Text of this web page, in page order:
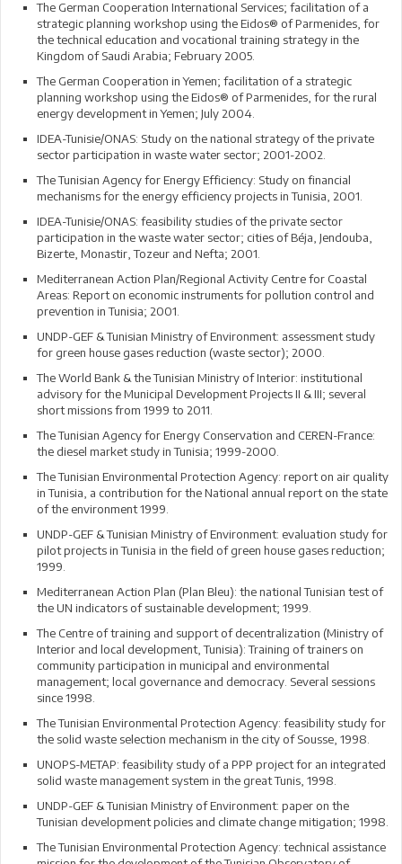
The German Cooperation International Services; facilitation of a
strategic planning workshop using the Eidos® of Parmenides, for
the technical education and vocational training strategy in the
Kingdom of Saudi Arabia; February 2005.
The German Cooperation in Yemen; facilitation of a strategic
planning workshop using the Eidos® of Parmenides, for the rural
energy development in Yemen; July 2004.
IDEA-Tunisie/ONAS: Study on the national strategy of the private
sector participation in waste water sector; 2001-2002.
The Tunisian Agency for Energy Efficiency: Study on financial
mechanisms for the energy efficiency projects in Tunisia, 2001.
IDEA-Tunisie/ONAS: feasibility studies of the private sector
participation in the waste water sector; cities of Béja, Jendouba,
Bizerte, Monastir, Tozeur and Nefta; 2001.
Mediterranean Action Plan/Regional Activity Centre for Coastal
Areas: Report on economic instruments for pollution control and
prevention in Tunisia; 2001.
UNDP-GEF & Tunisian Ministry of Environment: assessment study
for green house gases reduction (waste sector); 2000.
The World Bank & the Tunisian Ministry of Interior: institutional
advisory for the Municipal Development Projects II & III; several
short missions from 1999 to 2011.
The Tunisian Agency for Energy Conservation and CEREN-France:
the diesel market study in Tunisia; 1999-2000.
The Tunisian Environmental Protection Agency: report on air quality
in Tunisia, a contribution for the National annual report on the state
of the environment 1999.
UNDP-GEF & Tunisian Ministry of Environment: evaluation study for
pilot projects in Tunisia in the field of green house gases reduction;
1999.
Mediterranean Action Plan (Plan Bleu): the national Tunisian test of
the UN indicators of sustainable development; 1999.
The Centre of training and support of decentralization (Ministry of
Interior and local development, Tunisia): Training of trainers on
community participation in municipal and environmental
management; local governance and democracy. Several sessions
since 1998.
The Tunisian Environmental Protection Agency: feasibility study for
the solid waste selection mechanism in the city of Sousse, 1998.
UNOPS-METAP: feasibility study of a PPP project for an integrated
solid waste management system in the great Tunis, 1998.
UNDP-GEF & Tunisian Ministry of Environment: paper on the
Tunisian development policies and climate change mitigation; 1998.
The Tunisian Environmental Protection Agency: technical assistance